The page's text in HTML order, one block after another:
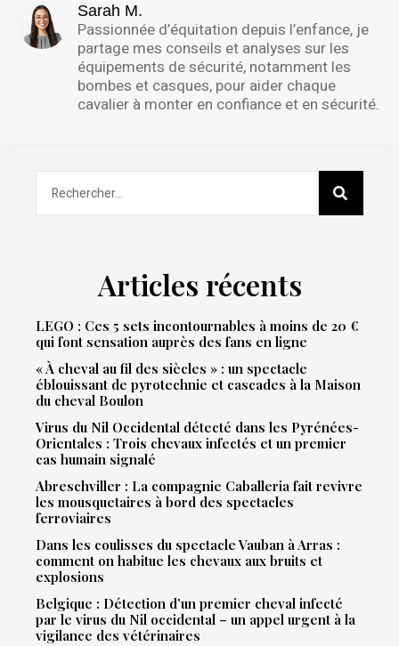
Sarah M.
Passionnée d’équitation depuis l’enfance, je
partage mes conseils et analyses sur les
équipements de sécurité, notamment les
bombes et casques, pour aider chaque
cavalier à monter en confiance et en sécurité.
Articles récents
LEGO : Ces 5 sets incontournables à moins de 20 €
qui font sensation auprès des fans en ligne
« À cheval au fil des siècles » : un spectacle
éblouissant de pyrotechnie et cascades à la Maison
du cheval Boulon
Virus du Nil Occidental détecté dans les Pyrénées-
Orientales : Trois chevaux infectés et un premier
cas humain signalé
Abreschviller : La compagnie Caballeria fait revivre
les mousquetaires à bord des spectacles
ferroviaires
Dans les coulisses du spectacle Vauban à Arras :
comment on habitue les chevaux aux bruits et
explosions
Belgique : Détection d’un premier cheval infecté
par le virus du Nil occidental – un appel urgent à la
vigilance des vétérinaires